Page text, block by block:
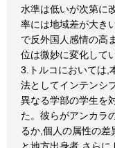
水準は低いが次第に
率には地域差が大き
で反外国人感情の高
位は微妙に変化して
3.トルコにおいては,
法としてインテンシ
異なる学部の学生を
た。彼らがアンカラ
るか,個人の属性の